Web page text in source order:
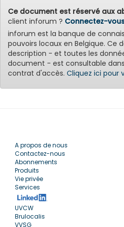
Ce document est réservé aux
client inforum ? Connectez-
inforum est la banque de
pouvoirs locaux en Belgique. Ce
description - et toutes les
document - est consultable
contrat d'accès. Cliquez ici pour
A propos de nous
Contactez-nous
Abonnements
Produits
Vie privée
Services
UVCW
Brulocalis
VVSG